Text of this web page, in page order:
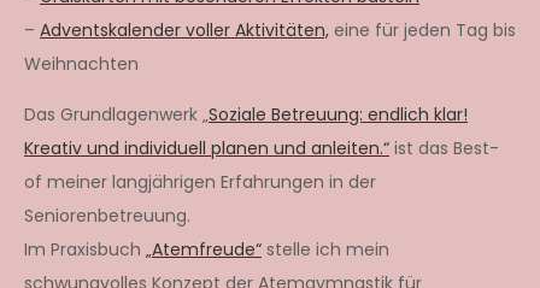
– Adventskalender voller Aktivitäten, eine für jeden Tag bis
Weihnachten
Das Grundlagenwerk „Soziale Betreuung: endlich klar!
Kreativ und individuell planen und anleiten.“ ist das Best-
of meiner langjährigen Erfahrungen in der
Seniorenbetreuung.
Im Praxisbuch „Atemfreude“ stelle ich mein
schwungvolles Konzept der Atemgymnastik für